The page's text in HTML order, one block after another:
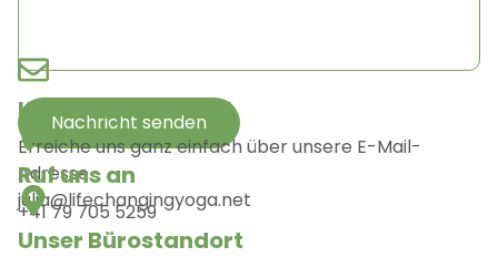
Nachricht senden
Kontakt per E-Mail
Erreiche uns ganz einfach über unsere E-Mail-
Adresse.
julia@lifechangingyoga.net
Ruf uns an
+41 79 705 5259
Unser Bürostandort